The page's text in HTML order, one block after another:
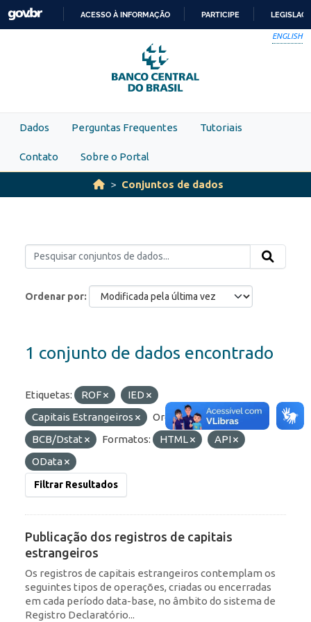
Skip to main content
PARA
O
CONTEÚDO
ACESSO À INFORMAÇÃO PARTICIPE
ENGLISH
Dados Perguntas Frequentes Tutoriais
Contato Sobre o Portal
Conjuntos de dados
Ordenar por
1 conjunto de dados encontrado
Etiquetas: ROF
IED
Capitais Estrangeiros
Organizações:
BCB/Dstat
Formatos: HTML
API
OData
Filtrar Resultados
Publicação dos registros de capitais
estrangeiros
Os registros de capitais estrangeiros contemplam os
seguintes tipos de operações, criadas ou encerradas
em cada período data-base, no âmbito do sistema de
Registro Declaratório...